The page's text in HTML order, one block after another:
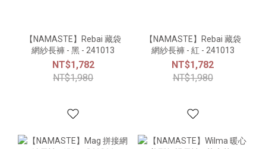
【NAMASTE】Rebai 藏袋
網紗長褲 - 黑 - 241013
NT$1,782
NT$1,980
【NAMASTE】Rebai 藏袋
網紗長褲 - 紅 - 241013
NT$1,782
NT$1,980